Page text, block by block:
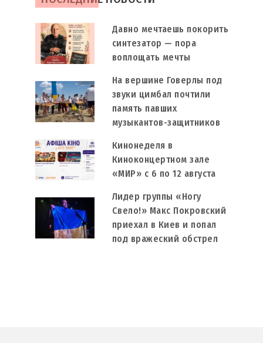
Давно мечтаешь покорить
синтезатор — пора
воплощать мечты
На вершине Говерлы под
звуки цимбал почтили
память павших
музыкантов-защитников
Кинонеделя в
Киноконцертном зале
«МИР» с 6 по 12 августа
Лидер группы «Ногу
Свело!» Макс Покровский
приехал в Киев и попал
под вражеский обстрел